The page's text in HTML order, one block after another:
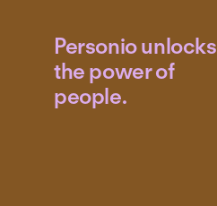
Personio unlocks
the power of
people.